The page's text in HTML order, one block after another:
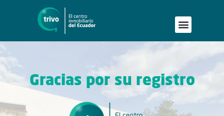
Gracias por su registro